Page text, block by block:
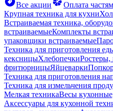
Все акции
Оплата
Крупная техника для кухни
Встраиваемая техника,
встраиваемыеКомплекты
упаковщики встраиваемые
Техника для приготовления
кексницыХлебопечки
фритюрницыЯйцеварки
Техника для приготовления
Техника для измельчения
Мелкая техникаВесы
Аксессуары для кухонной